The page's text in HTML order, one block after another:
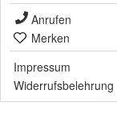
Anrufen
Merken
Impressum
Widerrufsbelehrung